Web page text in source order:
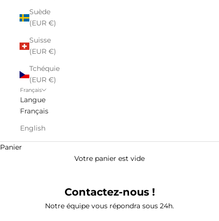
Suède
(EUR €)
Suisse
(EUR €)
Tchéquie
(EUR €)
Français
Langue
Français
English
Panier
Votre panier est vide
Contactez-nous !
Notre équipe vous répondra sous 24h.